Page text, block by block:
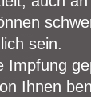
sein.
Impfung
Ihnen